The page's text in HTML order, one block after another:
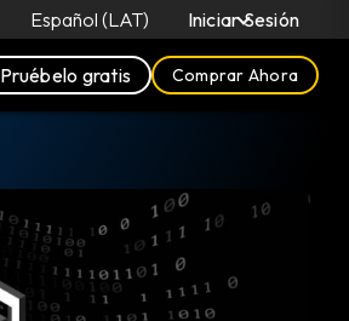
Español (LAT) Iniciar Sesión
Pruébelo gratis Comprar Ahora